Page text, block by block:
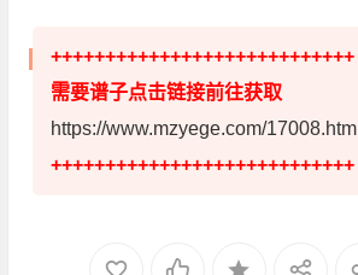
++++++++++++++++++++++++++++
需要谱子点击链接前往获取
https://www.mzyege.com/17008.html
++++++++++++++++++++++++++++